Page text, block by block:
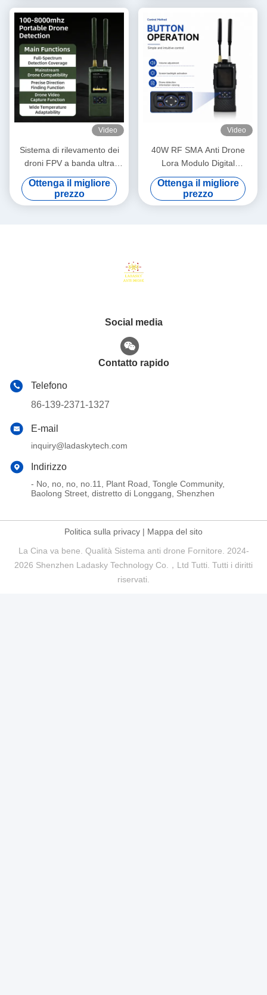
collegamento di interferenza
interfaccia di interferenza
con lo zaino con alta
sensibilità e bassi falsi
Video
Sistema di rilevamento dei
droni FPV a banda ultra
larga portatile che supporta il
video OFDM, la ricerca della
direzione e le contromisure
Ottenga il migliore
prezzo
Video
40W RF SMA Anti Drone
Lora Modulo Digital
Modulation Amplificatore di
potenza Modulo 700-
1000MHz
Ottenga il migliore
prezzo
Social media
Contatto rapido
Telefono
86-139-2371-1327
E-mail
inquiry@ladaskytech.com
Indirizzo
- No, no, no, no.11, Plant Road, Tongle Community,
Baolong Street, distretto di Longgang, Shenzhen
Politica sulla privacy | Mappa del sito
La Cina va bene. Qualità Sistema anti drone Fornitore. 2024-
2026 Shenzhen Ladasky Technology Co.，Ltd Tutti. Tutti i diritti
riservati.